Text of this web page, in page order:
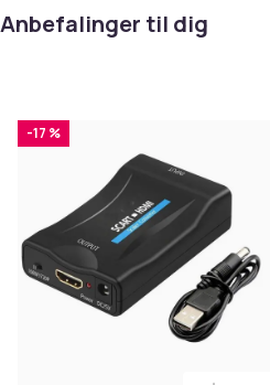
Anbefalinger til dig
-17 %